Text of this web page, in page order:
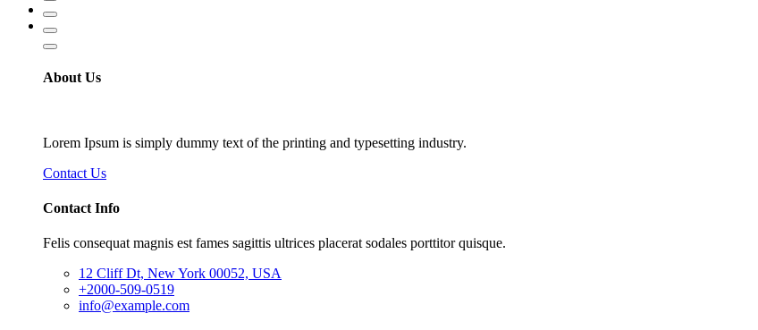
About Us
Lorem Ipsum is simply dummy text of the printing and typesetting industry.
Contact Us
Contact Info
Felis consequat magnis est fames sagittis ultrices placerat sodales porttitor quisque.
12 Cliff Dt, New York 00052, USA
+2000-509-0519
info@example.com